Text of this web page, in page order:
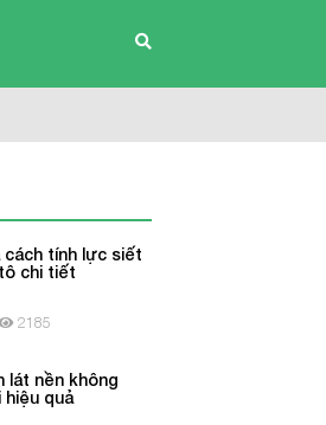
cách tính lực siết
chi tiết
2185
lát nền không
hiệu quả